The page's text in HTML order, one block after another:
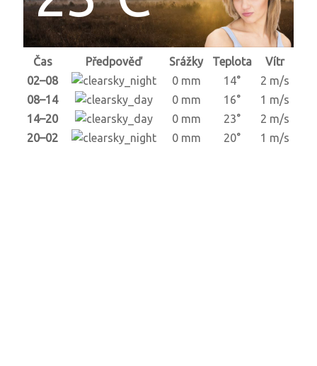
Čas Předpověď Srážky Teplota
Vítr
02–08
0 mm 14°
2 m/s
08–14
0 mm 16°
1 m/s
14–20
0 mm 23°
2 m/s
20–02
0 mm 20° 1 m/s